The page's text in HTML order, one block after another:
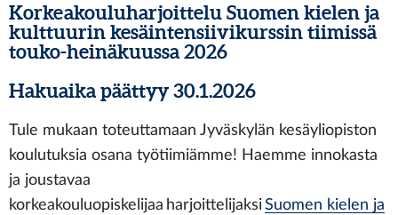
Korkeakouluharjoittelu Suomen kielen ja
kulttuurin kesäintensiivikurssin tiimissä
touko-heinäkuussa 2026
Hakuaika päättyy 30.1.2026
Tule mukaan toteuttamaan Jyväskylän kesäyliopiston
koulutuksia osana työtiimiämme! Haemme innokasta
ja joustavaa
korkeakouluopiskelijaa harjoittelijaksiSuomen kielen ja